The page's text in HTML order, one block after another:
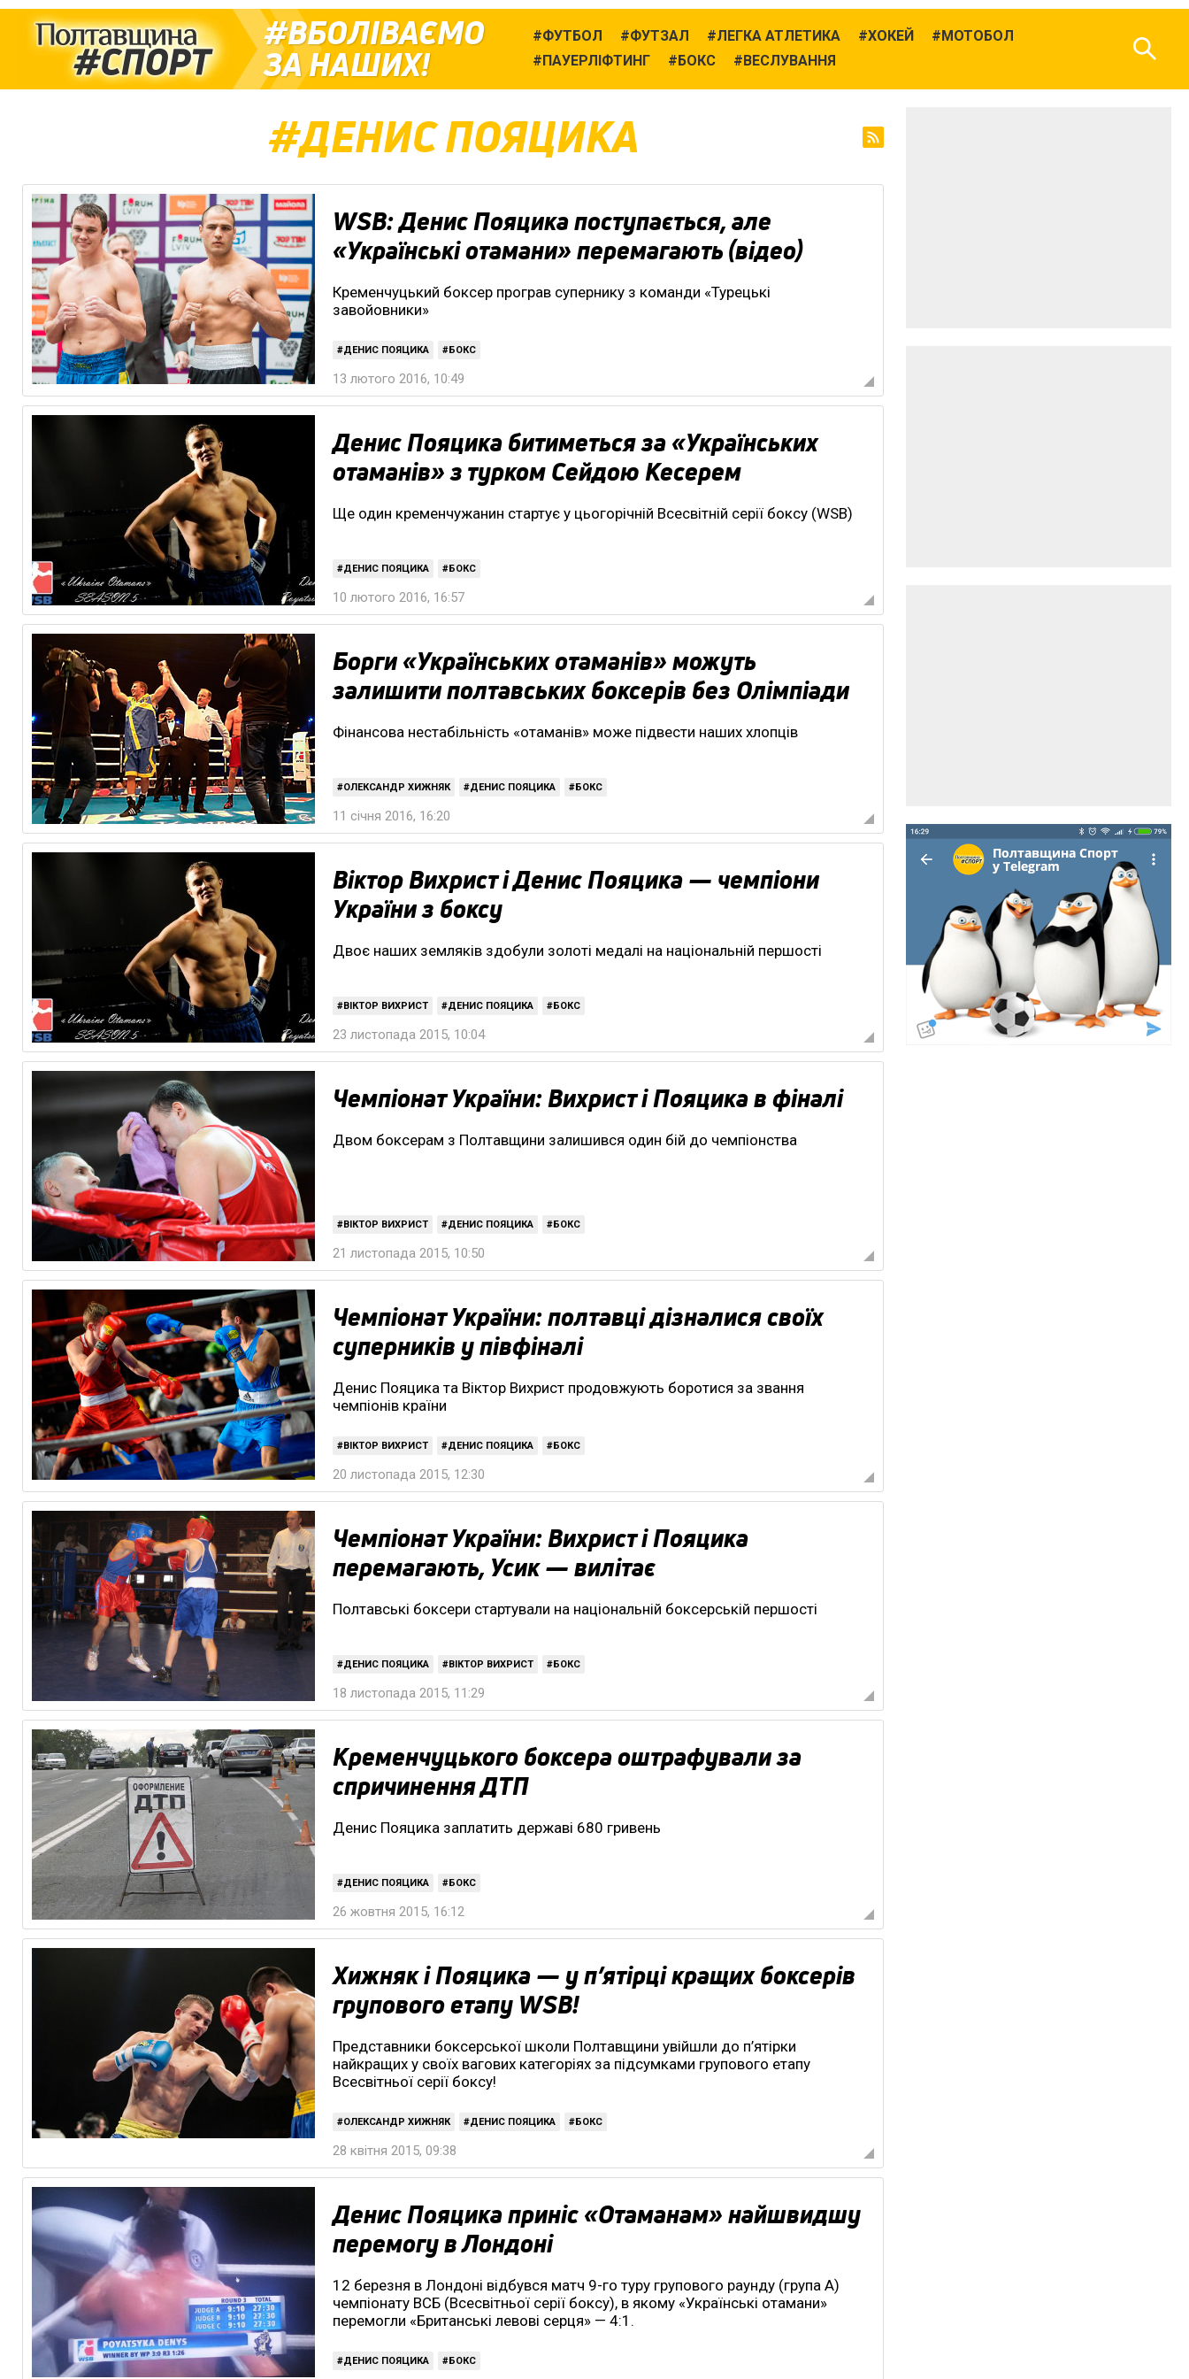
ВБОЛІВАЄМО
ЗА НАШИХ!
ФУТБОЛ ФУТЗАЛ ЛЕГКА АТЛЕТИКА ХОКЕЙ
МОТОБОЛ
ПАУЕРЛІФТИНГ
БОКС ВЕСЛУВАННЯ
ДЕНИС ПОЯЦИКА
WSB: Денис Пояцика поступається, але
«Українські отамани» перемагають (відео)
Кременчуцький боксер програв супернику з команди «Турецькі
завойовники»
ДЕНИС ПОЯЦИКА БОКС
13 лютого 2016, 10:49
Денис Пояцика битиметься за «Українських
отаманів» з турком Сейдою Кесерем
Ще один кременчужанин стартує у цьогорічній Всесвітній серії боксу (WSB)
ДЕНИС ПОЯЦИКА БОКС
10 лютого 2016, 16:57
Борги «Українських отаманів» можуть
залишити полтавських боксерів без Олімпіади
Фінансова нестабільність «отаманів» може підвести наших хлопців
ОЛЕКСАНДР ХИЖНЯК ДЕНИС ПОЯЦИКА БОКС
11 січня 2016, 16:20
Віктор Вихрист і Денис Пояцика — чемпіони
України з боксу
Двоє наших земляків здобули золоті медалі на національній першості
ВІКТОР ВИХРИСТ ДЕНИС ПОЯЦИКА БОКС
23 листопада 2015, 10:04
Чемпіонат України: Вихрист і Пояцика в фіналі
Двом боксерам з Полтавщини залишився один бій до чемпіонства
ВІКТОР ВИХРИСТ ДЕНИС ПОЯЦИКА БОКС
21 листопада 2015, 10:50
Чемпіонат України: полтавці дізналися своїх
суперників у півфіналі
Денис Пояцика та Віктор Вихрист продовжують боротися за звання
чемпіонів країни
ВІКТОР ВИХРИСТ ДЕНИС ПОЯЦИКА БОКС
20 листопада 2015, 12:30
Чемпіонат України: Вихрист і Пояцика
перемагають, Усик — вилітає
Полтавські боксери стартували на національній боксерській першості
ДЕНИС ПОЯЦИКА ВІКТОР ВИХРИСТ БОКС
18 листопада 2015, 11:29
Кременчуцького боксера оштрафували за
спричинення ДТП
Денис Пояцика заплатить державі 680 гривень
ДЕНИС ПОЯЦИКА БОКС
26 жовтня 2015, 16:12
Хижняк і Пояцика — у п’ятірці кращих боксерів
групового етапу WSB!
Представники боксерської школи Полтавщини увійшли до п’ятірки
найкращих у своїх вагових категоріях за підсумками групового етапу
Всесвітньої серії боксу!
ОЛЕКСАНДР ХИЖНЯК ДЕНИС ПОЯЦИКА БОКС
28 квітня 2015, 09:38
Денис Пояцика приніс «Отаманам» найшвидшу
перемогу в Лондоні
12 березня в Лондоні відбувся матч 9-го туру групового раунду (група А)
чемпіонату ВСБ (Всесвітньої серії боксу), в якому «Українські отамани»
перемогли «Британські левові серця» — 4:1.
ДЕНИС ПОЯЦИКА БОКС